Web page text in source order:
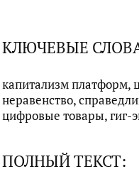
КЛЮЧЕВЫЕ
капитализм платформ,
неравенство,
цифровые товары, гиг-
ПОЛНЫЙ ТЕКСТ: